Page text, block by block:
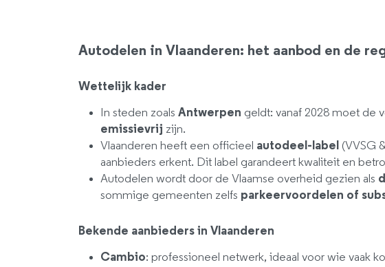
Autodelen in Vlaanderen: het aanbod en de
Wettelijk kader
In steden zoals Antwerpen geldt: vanaf 2028 moet de
emissievrij zijn.
Vlaanderen heeft een officieel autodeel-label (VVSG
aanbieders erkent. Dit label garandeert kwaliteit en
Autodelen wordt door de Vlaamse overheid gezien als
sommige gemeenten zelfs parkeervoordelen of
Bekende aanbieders in Vlaanderen
Cambio: professioneel netwerk, ideaal voor wie vaak